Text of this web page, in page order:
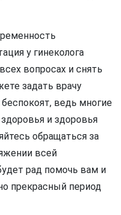
у гинеколога
вопросах и снять
задать врачу
ведь многие
и здоровья
обращаться за
всей
рад помочь вам и
прекрасный период